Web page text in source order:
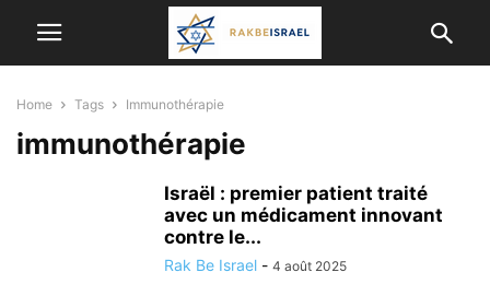
Home Tags Immunothérapie
immunothérapie
Israël : premier patient traité
avec un médicament innovant
contre le...
Rak Be Israel - 4 août 2025